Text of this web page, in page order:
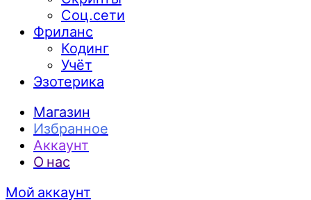
Соц.сети
Фриланс
Кодинг
Учёт
Эзотерика
Магазин
Избранное
Аккаунт
О нас
Мой аккаунт